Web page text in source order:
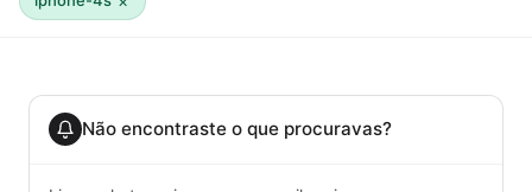
Não encontraste o que procuravas?